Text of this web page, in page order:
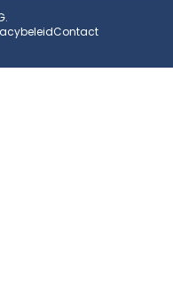
Contact